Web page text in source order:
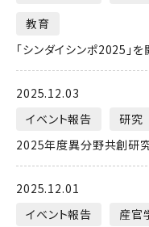
教育
「シンダイシンポ2025」
2025.12.03
イベント報告
研究
2025年度異分野共創研
2025.12.01
イベント報告
産官